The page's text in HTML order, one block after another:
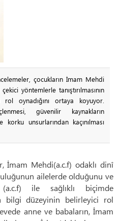
çocukların İmam Mehdi
yöntemlerle tanıştırılmasının
oynadığını ortaya koyuyor.
güvenilir kaynakların
unsurlarından kaçınılması
İmam Mehdi(a.c.f) odaklı dinî
ailelerde olduğunu ve
ile sağlıklı biçimde
bilgi düzeyinin belirleyici rol
anne ve babaların, İmam